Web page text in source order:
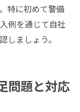
特に初めて警備
例を通じて自社
しましょう。
問題と対応